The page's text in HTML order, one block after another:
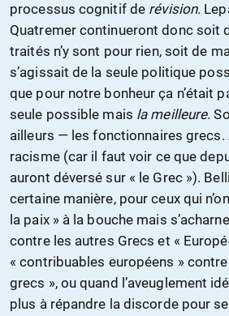
processus cognitif de révision.
Quatremer continueront donc soit
traités n’y sont pour rien, soit de
s’agissait de la seule politique
que pour notre bonheur ça n’était
seule possible mais la meilleure.
ailleurs — les fonctionnaires grecs.
racisme (car il faut voir ce que
auront déversé sur « le Grec »).
certaine manière, pour ceux qui
la paix » à la bouche mais
contre les autres Grecs et «
« contribuables européens »
grecs », ou quand l’aveuglement
plus à répandre la discorde pour